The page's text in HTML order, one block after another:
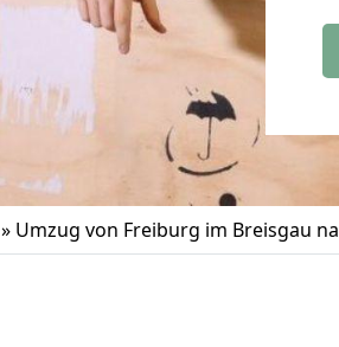
Umzug von Freiburg im Breisgau